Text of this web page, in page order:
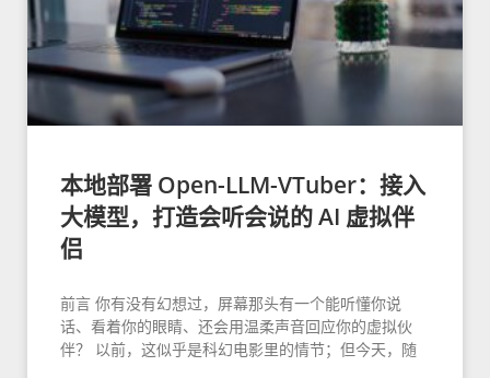
本地部署 Open-LLM-VTuber：接入
大模型，打造会听会说的 AI 虚拟伴
侣
前言 你有没有幻想过，屏幕那头有一个能听懂你说
话、看着你的眼睛、还会用温柔声音回应你的虚拟伙
伴？ 以前，这似乎是科幻电影里的情节；但今天，随